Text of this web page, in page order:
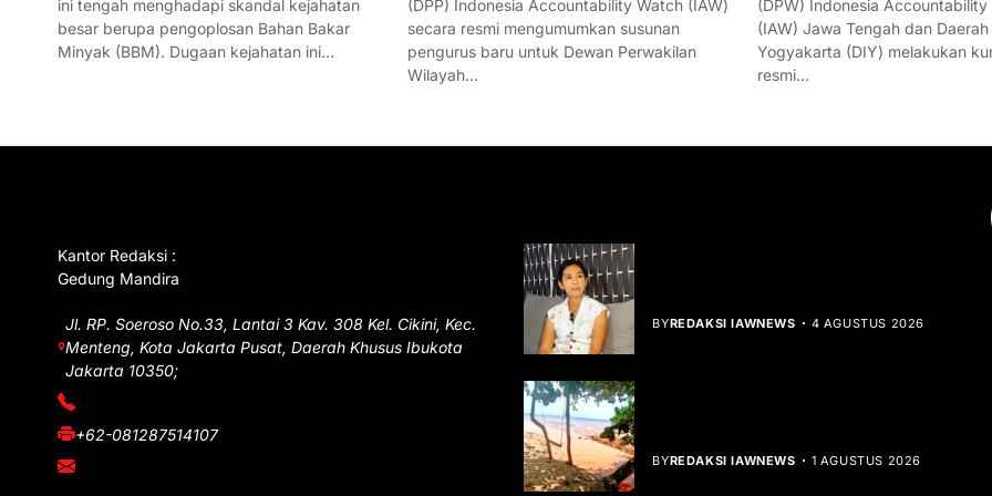
ini tengah menghadapi skandal kejahatan
besar berupa pengoplosan Bahan Bakar
Minyak (BBM). Dugaan kejahatan ini…
(DPP) Indonesia Accountability Watch (IAW)
secara resmi mengumumkan susunan
pengurus baru untuk Dewan Perwakilan
Wilayah…
(DPW) Indonesia Accountability
(IAW) Jawa Tengah dan
Yogyakarta (DIY) melakukan
resmi…
Kantor Redaksi :
Gedung Mandira
Jl. RP. Soeroso No.33, Lantai 3 Kav. 308 Kel. Cikini, Kec.
Menteng, Kota Jakarta Pusat, Daerah Khusus Ibukota
Jakarta 10350;
+62-081287514107
BYREDAKSI IAWNEWS 4 AGUSTUS 2026
BYREDAKSI IAWNEWS 1 AGUSTUS 2026